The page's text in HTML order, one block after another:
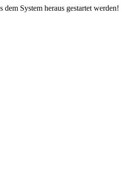
dem System heraus gestartet werden!